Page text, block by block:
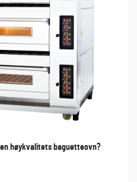
høykvalitets baguetteovn?